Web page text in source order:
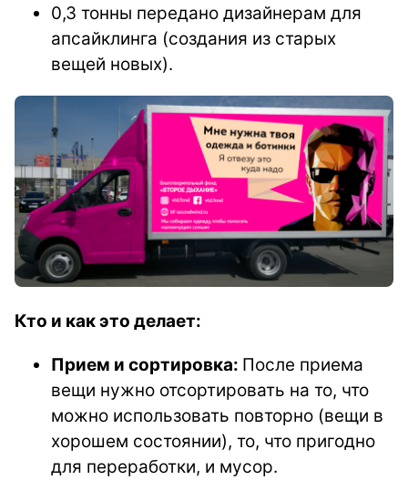
0,3 тонны передано дизайнерам для
апсайклинга (создания из старых
вещей новых).
Кто и как это делает:
Прием и сортировка: После приема
вещи нужно отсортировать на то, что
можно использовать повторно (вещи в
хорошем состоянии), то, что пригодно
для переработки, и мусор.